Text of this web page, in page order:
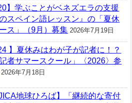
】学ぶことがベネズエラの支援
スペイン語レッスン』の「夏休
ス」（9月）募集 2026年7月19日
】夏休みはわが子が記者に！？
記者サマースクール」〈2026〉参
2026年7月18日
JICA地球ひろば】「継続的な寄付